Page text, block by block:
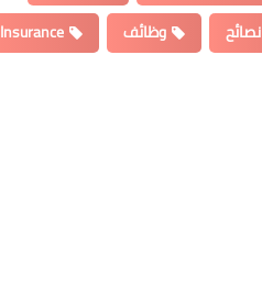
نصائح
وظائف Insurance